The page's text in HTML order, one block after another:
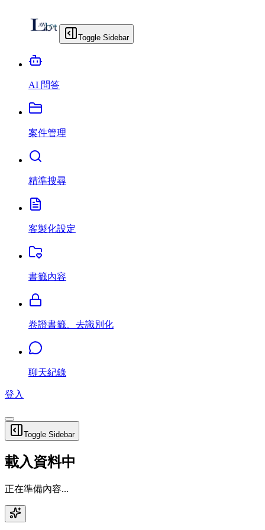
Toggle Sidebar
AI 問答
案件管理
精準搜尋
客製化設定
書籤內容
卷證書籤、去識別化
聊天紀錄
登入
Toggle Sidebar
載入資料中
正在準備內容...